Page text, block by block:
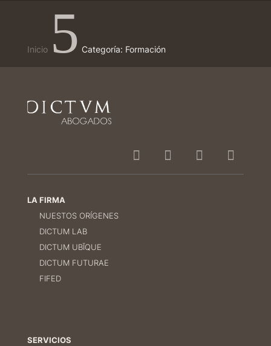
Inicio 5 Categoría: Formación
LA FIRMA
NUESTOS ORÍGENES
DICTUM LAB
DICTUM UBĪQUE
DICTUM FUTURAE
FIFED
SERVICIOS